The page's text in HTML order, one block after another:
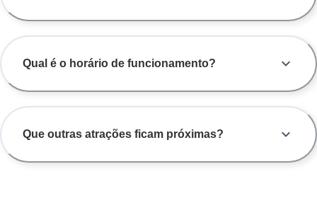
Qual é o horário de funcionamento?
Que outras atrações ficam próximas?